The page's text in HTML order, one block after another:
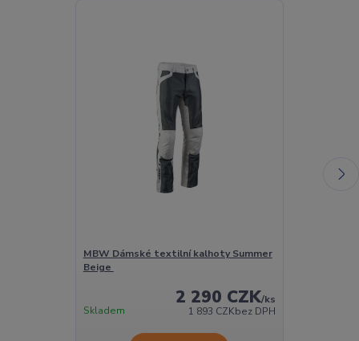
MBW Dámské textilní kalhoty Summer
Beige
2 290 CZK/ks
1 893 CZKbez DPH
Skladem